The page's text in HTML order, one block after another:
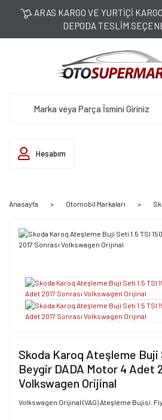
ARAS KARGO VE YURTİÇİ
DEPODA TESLİM
Hesabım
Anasayfa Otomobil Markaları
Skoda Karoq Ateşleme Buji
Beygir DADA Motor 4 Adet
Volkswagen Orijinal
Volkswagen Orijinal (VAG) Ateşleme Bujisi.